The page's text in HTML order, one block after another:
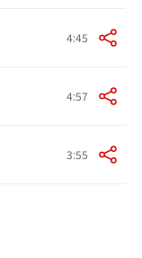
4:45
4:57
3:55